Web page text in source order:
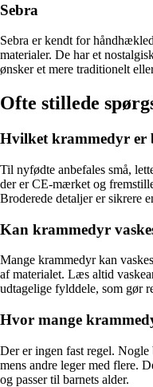
Sebra
Sebra er kendt for
materialer. De har et
ønsker et mere traditionelt
Ofte stillede
Hvilket krammedyr er
Til nyfødte anbefales små,
der er CE-mærket og
Broderede detaljer er sikrere
Kan krammedyr
Mange krammedyr kan
af materialet. Læs altid
udtagelige fylddele, som gør
Hvor mange
Der er ingen fast regel.
mens andre leger med flere.
og passer til barnets alder.